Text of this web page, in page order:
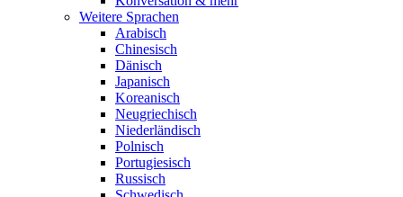
Weitere Sprachen
Arabisch
Chinesisch
Dänisch
Japanisch
Koreanisch
Neugriechisch
Niederländisch
Polnisch
Portugiesisch
Russisch